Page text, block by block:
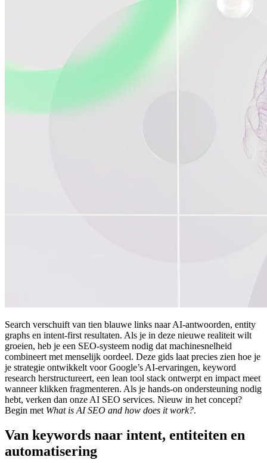
Search verschuift van tien blauwe links naar AI-antwoorden, entity
graphs en intent-first resultaten. Als je in deze nieuwe realiteit wilt
groeien, heb je een SEO-systeem nodig dat machinesnelheid
combineert met menselijk oordeel. Deze gids laat precies zien hoe je
je strategie ontwikkelt voor Google’s AI-ervaringen, keyword
research herstructureert, een lean tool stack ontwerpt en impact meet
wanneer klikken fragmenteren. Als je hands-on ondersteuning nodig
hebt, verken dan onze AI SEO services. Nieuw in het concept?
Begin met What is AI SEO and how does it work?.
Van keywords naar intent, entiteiten en
automatisering